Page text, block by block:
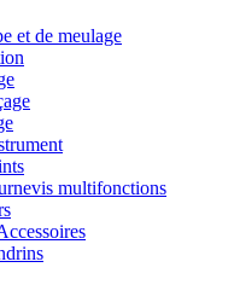
et de meulage
multifonctions